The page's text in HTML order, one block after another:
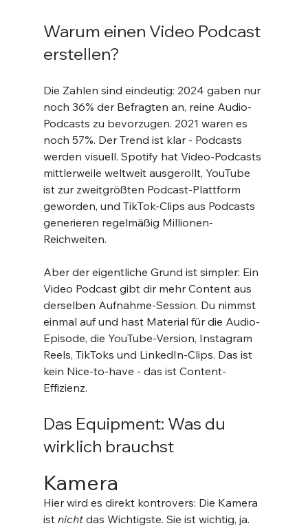
Warum einen Video Podcast
erstellen?
Die Zahlen sind eindeutig: 2024 gaben nur
noch 36% der Befragten an, reine Audio-
Podcasts zu bevorzugen. 2021 waren es
noch 57%. Der Trend ist klar - Podcasts
werden visuell. Spotify hat Video-Podcasts
mittlerweile weltweit ausgerollt, YouTube
ist zur zweitgrößten Podcast-Plattform
geworden, und TikTok-Clips aus Podcasts
generieren regelmäßig Millionen-
Reichweiten.
Aber der eigentliche Grund ist simpler: Ein
Video Podcast gibt dir mehr Content aus
derselben Aufnahme-Session. Du nimmst
einmal auf und hast Material für die Audio-
Episode, die YouTube-Version, Instagram
Reels, TikToks und LinkedIn-Clips. Das ist
kein Nice-to-have - das ist Content-
Effizienz.
Das Equipment: Was du
wirklich brauchst
Kamera
Hier wird es direkt kontrovers: Die Kamera
ist nicht das Wichtigste. Sie ist wichtig, ja.